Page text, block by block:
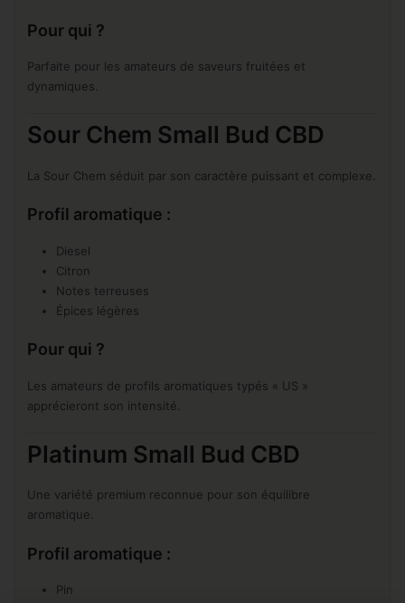
Pour qui ?
Parfaite pour les amateurs de saveurs fruitées et
dynamiques.
Sour Chem Small Bud CBD
La Sour Chem séduit par son caractère puissant et complexe.
Profil aromatique :
Diesel
Citron
Notes terreuses
Épices légères
Pour qui ?
Les amateurs de profils aromatiques typés « US »
apprécieront son intensité.
Platinum Small Bud CBD
Une variété premium reconnue pour son équilibre
aromatique.
Profil aromatique :
Pin